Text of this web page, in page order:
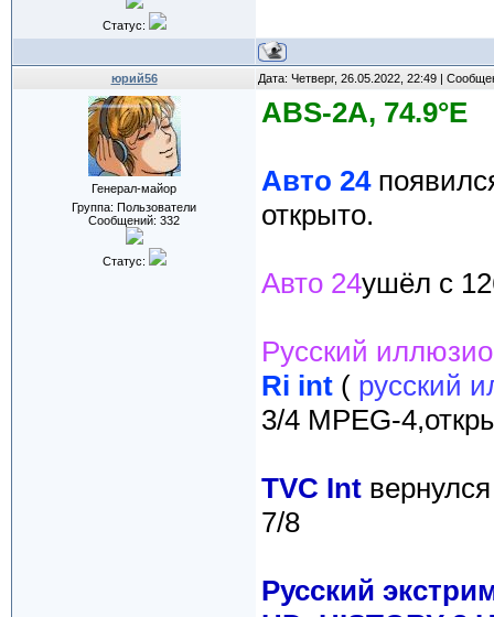
Статус:
юрий56 Дата: Четверг, 26.05.2022, 22:49 |
Генерал-майор
Группа: Пользователи
Сообщений: 332
Статус:
ABS-2А, 74.9°E
Авто 24
открыто.
Авто 24ушёл с
Русский
Ri int ( русский
3/4 MPEG-
ТVC Int
7/8
Русский